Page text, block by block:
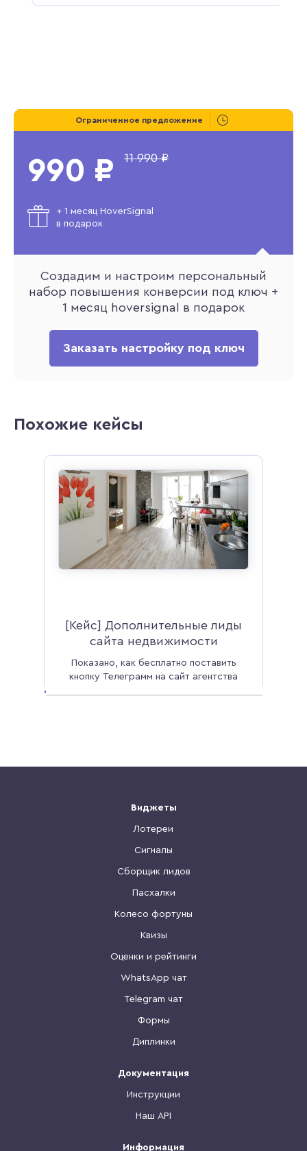
Ограниченное предложение
Создадим и настроим персональный
набор повышения конверсии под ключ +
1 месяц hoversignal в подарок
Заказать настройку под ключ
990 ₽ 11 990 ₽
+ 1 месяц HoverSignal
в подарок
Похожие кейсы
[Кейс] Дополнительные лиды
сайта недвижимости
Показано, как бесплатно поставить
кнопку Телеграмм на сайт агентства
Виджеты
Лотереи
Сигналы
Сборщик лидов
Пасхалки
Колесо фортуны
Квизы
Оценки и рейтинги
WhatsApp чат
Telegram чат
Формы
Диплинки
Документация
Инструкции
Наш API
Информация